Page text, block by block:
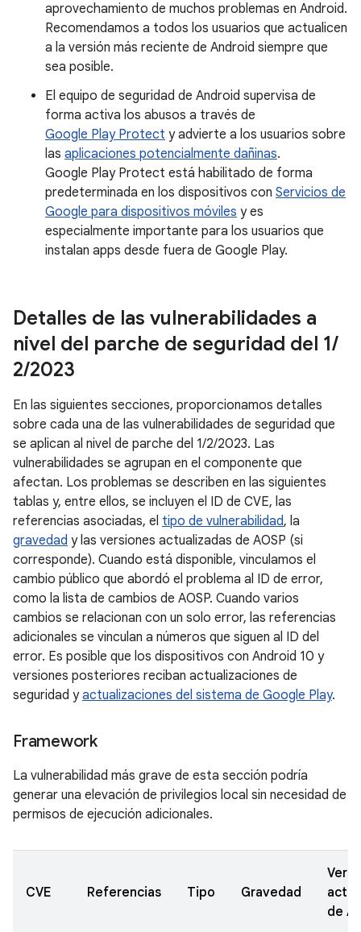
aprovechamiento de muchos problemas en Android.
Recomendamos a todos los usuarios que actualicen
a la versión más reciente de Android siempre que
sea posible.
El equipo de seguridad de Android supervisa de
forma activa los abusos a través de
Google Play Protect y advierte a los usuarios sobre
las aplicaciones potencialmente dañinas.
Google Play Protect está habilitado de forma
predeterminada en los dispositivos con Servicios de
Google para dispositivos móviles y es
especialmente importante para los usuarios que
instalan apps desde fuera de Google Play.
Detalles de las vulnerabilidades a
nivel del parche de seguridad del 1/
2/2023
En las siguientes secciones, proporcionamos detalles
sobre cada una de las vulnerabilidades de seguridad que
se aplican al nivel de parche del 1/2/2023. Las
vulnerabilidades se agrupan en el componente que
afectan. Los problemas se describen en las siguientes
tablas y, entre ellos, se incluyen el ID de CVE, las
referencias asociadas, el tipo de vulnerabilidad, la
gravedad y las versiones actualizadas de AOSP (si
corresponde). Cuando está disponible, vinculamos el
cambio público que abordó el problema al ID de error,
como la lista de cambios de AOSP. Cuando varios
cambios se relacionan con un solo error, las referencias
adicionales se vinculan a números que siguen al ID del
error. Es posible que los dispositivos con Android 10 y
versiones posteriores reciban actualizaciones de
seguridad yactualizaciones del sistema de Google Play.
Framework
La vulnerabilidad más grave de esta sección podría
generar una elevación de privilegios local sin necesidad de
permisos de ejecución adicionales.
CVE Referencias Tipo Gravedad
de